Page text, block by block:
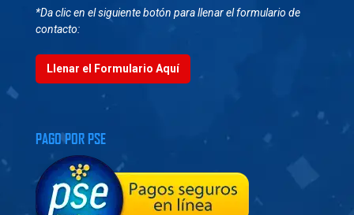
*Da clic en el siguiente botón para llenar el formulario de
contacto:
Llenar el Formulario Aquí
PAGO POR PSE